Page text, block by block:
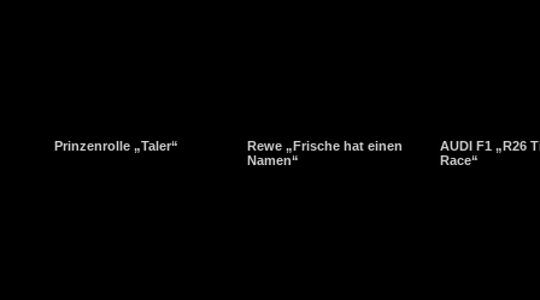
Prinzenrolle „Taler“
Rewe „Frische hat einen
Namen“
AUDI F1 „R26
Race“